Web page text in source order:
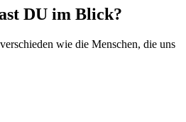
DU im Blick?
wie die Menschen, die uns